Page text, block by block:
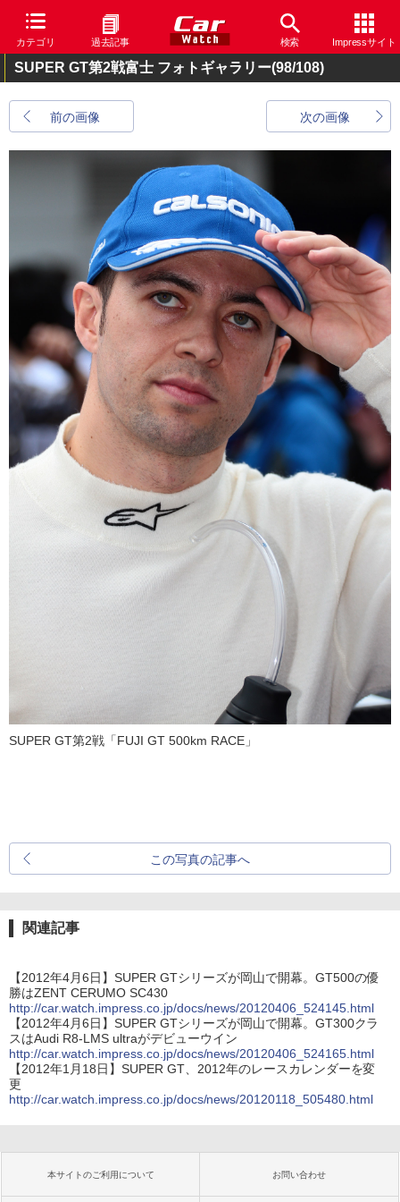
カテゴリ 過去記事 検索 Impressサイト
SUPER GT第2戦富士 フォトギャラリー(98/108)
前の画像 次の画像
SUPER GT第2戦「FUJI GT 500km RACE」
この写真の記事へ
関連記事
【2012年4月6日】SUPER GTシリーズが岡山で開幕。GT500の優
勝はZENT CERUMO SC430
http://car.watch.impress.co.jp/docs/news/20120406_524145.html
【2012年4月6日】SUPER GTシリーズが岡山で開幕。GT300クラ
スはAudi R8-LMS ultraがデビューウイン
http://car.watch.impress.co.jp/docs/news/20120406_524165.html
【2012年1月18日】SUPER GT、2012年のレースカレンダーを変
更
http://car.watch.impress.co.jp/docs/news/20120118_505480.html
本サイトのご利用について お問い合わせ